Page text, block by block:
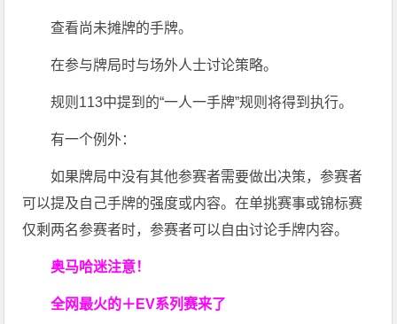
查看尚未摊牌的手牌。
在参与牌局时与场外人士讨论策略。
规则113中提到的“一人一手牌”规则将得到执行。
有一个例外：
如果牌局中没有其他参赛者需要做出决策，参赛者
可以提及自己手牌的强度或内容。在单挑赛事或锦标赛
仅剩两名参赛者时，参赛者可以自由讨论手牌内容。
奥马哈迷注意！
全网最火的＋EV系列赛来了